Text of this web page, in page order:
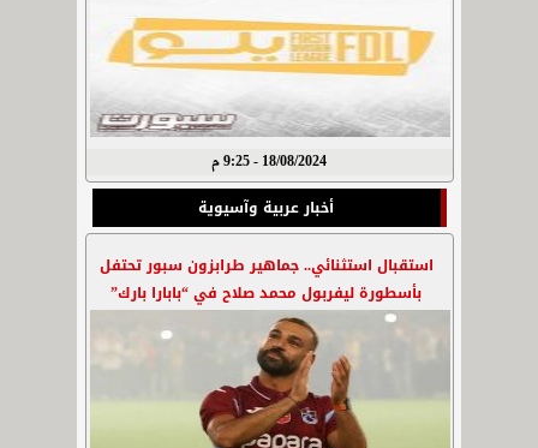
18/08/2024 - 9:25 م
أخبار عربية وآسيوية
استقبال استثنائي.. جماهير طرابزون سبور تحتفل
بأسطورة ليفربول محمد صلاح في “بابارا بارك”